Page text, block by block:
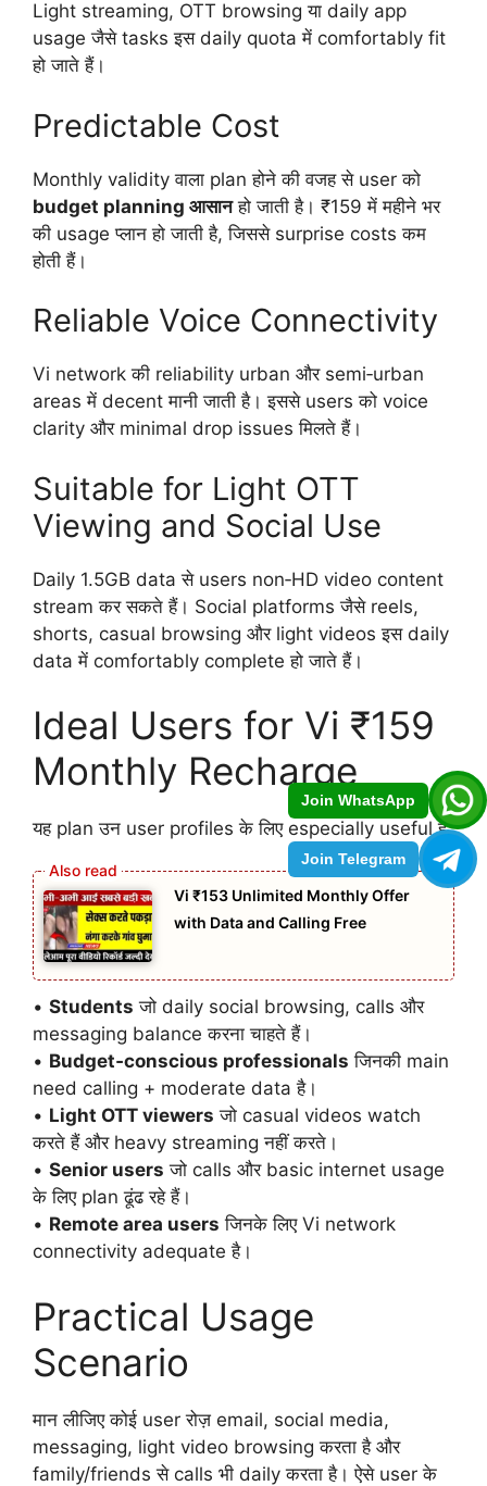
Join WhatsApp
Join Telegram
Light streaming, OTT browsing या daily app
usage जैसे tasks इस daily quota में comfortably fit
हो जाते हैं।
Predictable Cost
Monthly validity वाला plan होने की वजह से user को
budget planning आसानहो जाती है। ₹159 में महीने भर
की usage प्लान हो जाती है, जिससे surprise costs कम
होती हैं।
Reliable Voice Connectivity
Vi network की reliability urban और semi‑urban
areas में decent मानी जाती है। इससे users को voice
clarity और minimal drop issues मिलते हैं।
Suitable for Light OTT
Viewing and Social Use
Daily 1.5GB data से users non‑HD video content
stream कर सकते हैं। Social platforms जैसे reels,
shorts, casual browsing और light videos इस daily
data में comfortably complete हो जाते हैं।
Ideal Users for Vi ₹159
Monthly Recharge
यह plan उन user profiles के लिए especially useful है:
Vi ₹153 Unlimited Monthly Offer
with Data and Calling Free
• Students जो daily social browsing, calls और
messaging balance करना चाहते हैं।
• Budget‑conscious professionals जिनकी main
need calling + moderate data है।
• Light OTT viewers जो casual videos watch
करते हैं और heavy streaming नहीं करते।
• Senior users जो calls और basic internet usage
के लिए plan ढूंढ रहे हैं।
• Remote area users जिनके लिए Vi network
connectivity adequate है।
Practical Usage
Scenario
मान लीजिए कोई user रोज़ email, social media,
messaging, light video browsing करता है और
family/friends से calls भी daily करता है। ऐसे user के